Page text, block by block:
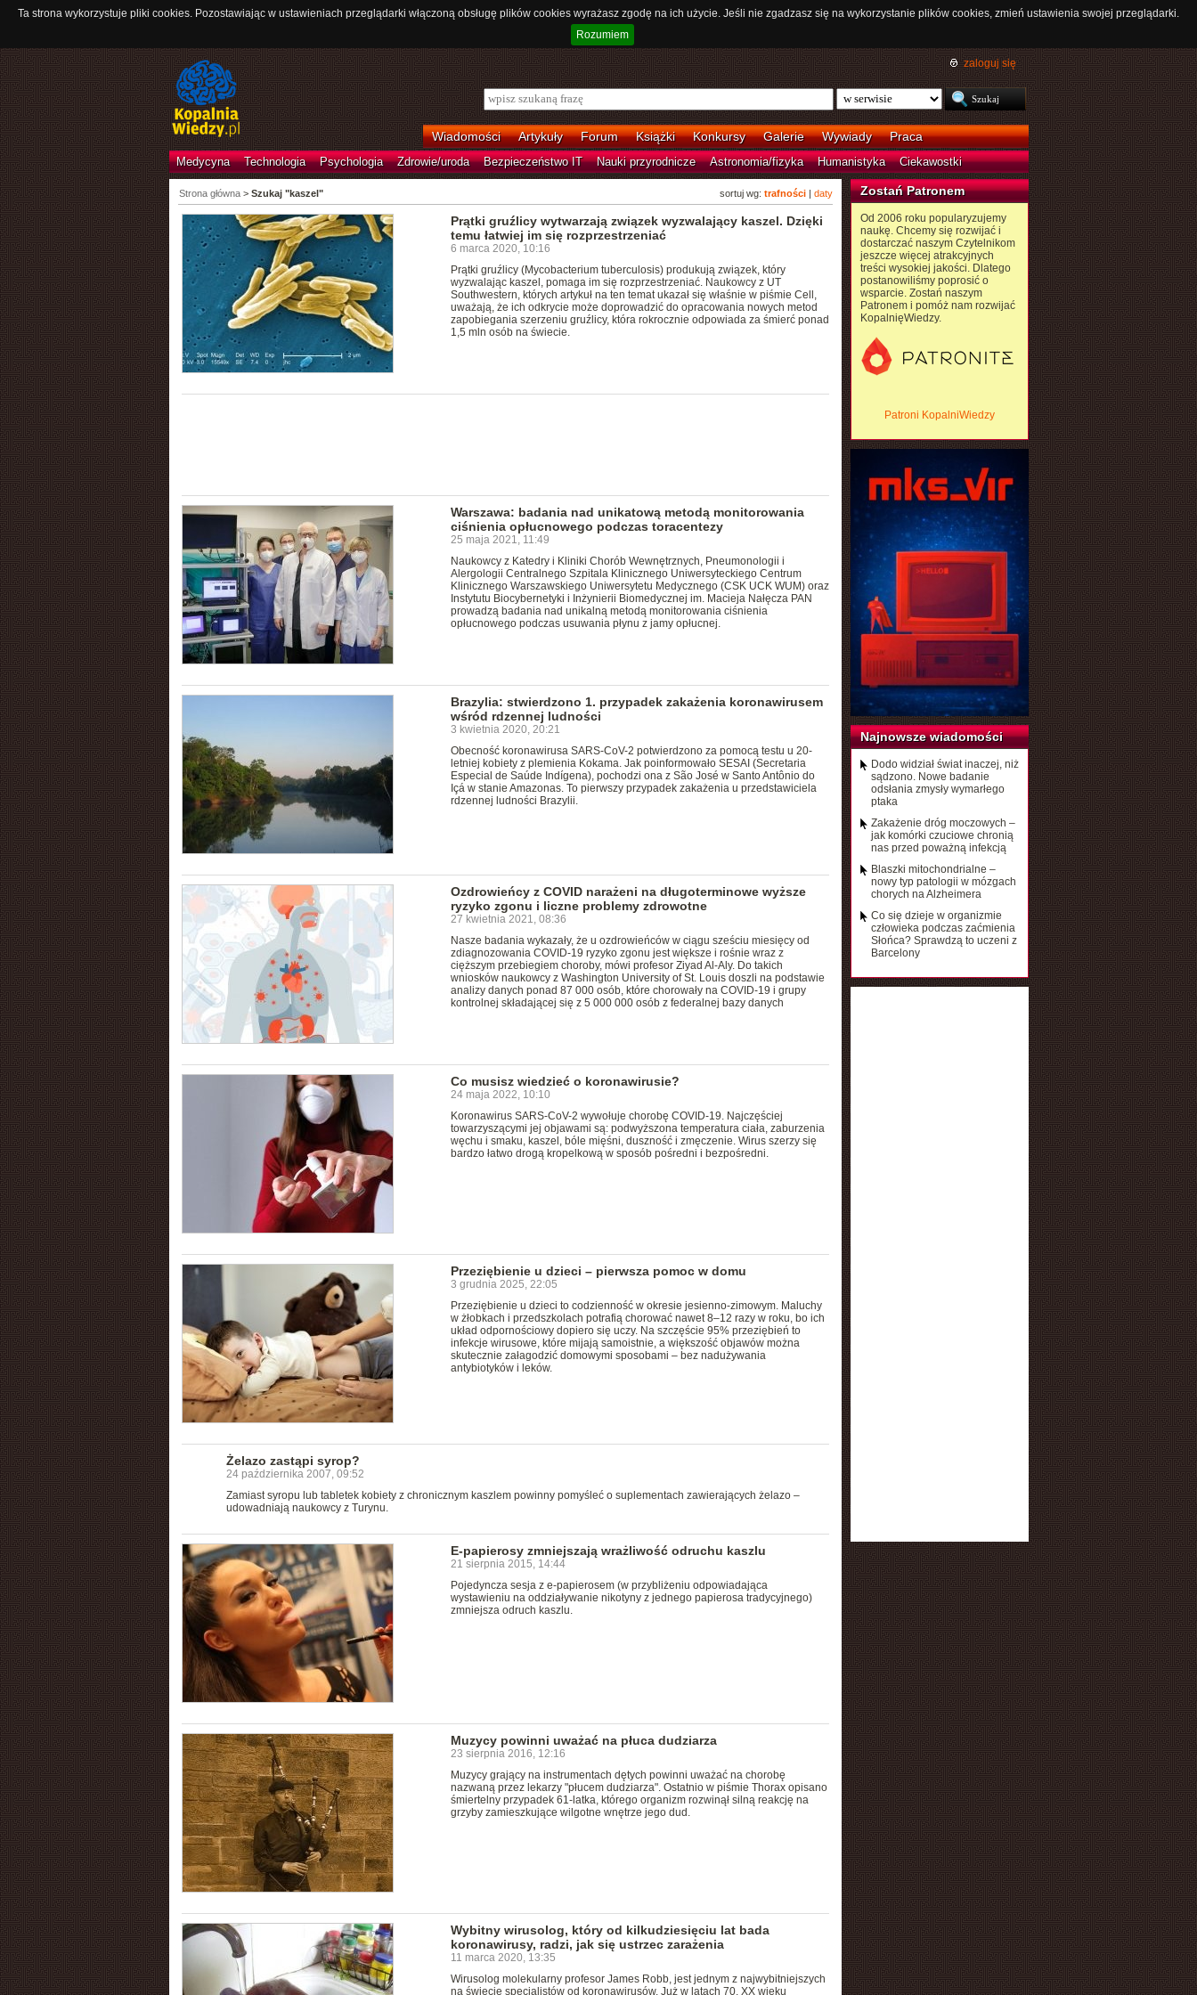
Ta strona wykorzystuje pliki cookies. Pozostawiając w ustawieniach przeglądarki włączoną obsługę plików cookies wyrażasz zgodę na ich użycie. Jeśli nie zgadzasz się na wykorzystanie plików cookies, zmień ustawienia swojej przeglądarki.
Rozumiem
zaloguj się
Wiadomości Artykuły Forum Książki Konkursy Galerie Wywiady Praca
Medycyna Technologia Psychologia Zdrowie/uroda Bezpieczeństwo IT Nauki przyrodnicze Astronomia/fizyka Humanistyka Ciekawostki
sortuj wg: trafności| daty
Strona główna> Szukaj "kaszel"
Prątki gruźlicy wytwarzają związek wyzwalający kaszel. Dzięki
temu łatwiej im się rozprzestrzeniać
6 marca 2020, 10:16
Prątki gruźlicy (Mycobacterium tuberculosis) produkują związek, który
wyzwalając kaszel, pomaga im się rozprzestrzeniać. Naukowcy z UT
Southwestern, których artykuł na ten temat ukazał się właśnie w piśmie Cell,
uważają, że ich odkrycie może doprowadzić do opracowania nowych metod
zapobiegania szerzeniu gruźlicy, która rokrocznie odpowiada za śmierć ponad
1,5 mln osób na świecie.
Warszawa: badania nad unikatową metodą monitorowania
ciśnienia opłucnowego podczas toracentezy
25 maja 2021, 11:49
Naukowcy z Katedry i Kliniki Chorób Wewnętrznych, Pneumonologii i
Alergologii Centralnego Szpitala Klinicznego Uniwersyteckiego Centrum
Klinicznego Warszawskiego Uniwersytetu Medycznego (CSK UCK WUM) oraz
Instytutu Biocybernetyki i Inżynierii Biomedycznej im. Macieja Nałęcza PAN
prowadzą badania nad unikalną metodą monitorowania ciśnienia
opłucnowego podczas usuwania płynu z jamy opłucnej.
Brazylia: stwierdzono 1. przypadek zakażenia koronawirusem
wśród rdzennej ludności
3 kwietnia 2020, 20:21
Obecność koronawirusa SARS-CoV-2 potwierdzono za pomocą testu u 20-
letniej kobiety z plemienia Kokama. Jak poinformowało SESAI (Secretaria
Especial de Saúde Indígena), pochodzi ona z São José w Santo Antônio do
Içá w stanie Amazonas. To pierwszy przypadek zakażenia u przedstawiciela
rdzennej ludności Brazylii.
Ozdrowieńcy z COVID narażeni na długoterminowe wyższe
ryzyko zgonu i liczne problemy zdrowotne
27 kwietnia 2021, 08:36
Nasze badania wykazały, że u ozdrowieńców w ciągu sześciu miesięcy od
zdiagnozowania COVID-19 ryzyko zgonu jest większe i rośnie wraz z
cięższym przebiegiem choroby, mówi profesor Ziyad Al-Aly. Do takich
wniosków naukowcy z Washington University of St. Louis doszli na podstawie
analizy danych ponad 87 000 osób, które chorowały na COVID-19 i grupy
kontrolnej składającej się z 5 000 000 osób z federalnej bazy danych
Co musisz wiedzieć o koronawirusie?
24 maja 2022, 10:10
Koronawirus SARS-CoV-2 wywołuje chorobę COVID-19. Najczęściej
towarzyszącymi jej objawami są: podwyższona temperatura ciała, zaburzenia
węchu i smaku, kaszel, bóle mięśni, duszność i zmęczenie. Wirus szerzy się
bardzo łatwo drogą kropelkową w sposób pośredni i bezpośredni.
Przeziębienie u dzieci – pierwsza pomoc w domu
3 grudnia 2025, 22:05
Przeziębienie u dzieci to codzienność w okresie jesienno-zimowym. Maluchy
w żłobkach i przedszkolach potrafią chorować nawet 8–12 razy w roku, bo ich
układ odpornościowy dopiero się uczy. Na szczęście 95% przeziębień to
infekcje wirusowe, które mijają samoistnie, a większość objawów można
skutecznie załagodzić domowymi sposobami – bez nadużywania
antybiotyków i leków.
Żelazo zastąpi syrop?
24 października 2007, 09:52
Zamiast syropu lub tabletek kobiety z chronicznym kaszlem powinny pomyśleć o suplementach zawierających żelazo –
udowadniają naukowcy z Turynu.
E-papierosy zmniejszają wrażliwość odruchu kaszlu
21 sierpnia 2015, 14:44
Pojedyncza sesja z e-papierosem (w przybliżeniu odpowiadająca
wystawieniu na oddziaływanie nikotyny z jednego papierosa tradycyjnego)
zmniejsza odruch kaszlu.
Muzycy powinni uważać na płuca dudziarza
23 sierpnia 2016, 12:16
Muzycy grający na instrumentach dętych powinni uważać na chorobę
nazwaną przez lekarzy "płucem dudziarza". Ostatnio w piśmie Thorax opisano
śmiertelny przypadek 61-latka, którego organizm rozwinął silną reakcję na
grzyby zamieszkujące wilgotne wnętrze jego dud.
Wybitny wirusolog, który od kilkudziesięciu lat bada
koronawirusy, radzi, jak się ustrzec zarażenia
11 marca 2020, 13:35
Wirusolog molekularny profesor James Robb, jest jednym z najwybitniejszych
na świecie specjalistów od koronawirusów. Już w latach 70. XX wieku
Zostań Patronem
Od 2006 roku popularyzujemy
naukę. Chcemy się rozwijać i
dostarczać naszym Czytelnikom
jeszcze więcej atrakcyjnych
treści wysokiej jakości. Dlatego
postanowiliśmy poprosić o
wsparcie. Zostań naszym
Patronem i pomóż nam rozwijać
KopalnięWiedzy.
Patroni KopalniWiedzy
Najnowsze wiadomości
Dodo widział świat inaczej, niż
sądzono. Nowe badanie
odsłania zmysły wymarłego
ptaka
Zakażenie dróg moczowych –
jak komórki czuciowe chronią
nas przed poważną infekcją
Blaszki mitochondrialne –
nowy typ patologii w mózgach
chorych na Alzheimera
Co się dzieje w organizmie
człowieka podczas zaćmienia
Słońca? Sprawdzą to uczeni z
Barcelony